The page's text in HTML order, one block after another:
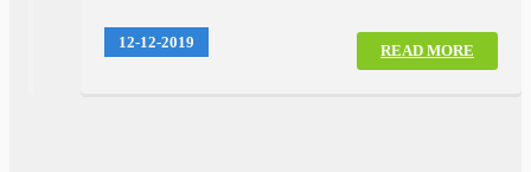
READ MORE
12-12-2019